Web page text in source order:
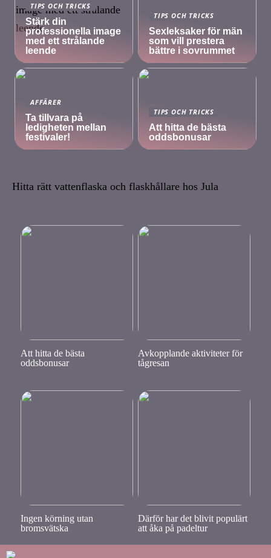
TIPS OCH TRICKS
Stärk din
professionella image
med ett strålande
leende
TIPS OCH TRICKS
Sexleksaker för män
som vill prestera
bättre i sovrummet
AFFÄRER
Ta tillvara på
ledigheten mellan
festivaler!
TIPS OCH TRICKS
Att hitta de bästa
oddsbonusar
Hitta rätt vattenflaska och flaskhållare hos Jula
Att hitta de bästa
oddsbonusar
Avkopplande aktiviteter för
tågresan
Ingen körning utan
bromsvätska
Därför har det blivit populärt
att åka på padeltur